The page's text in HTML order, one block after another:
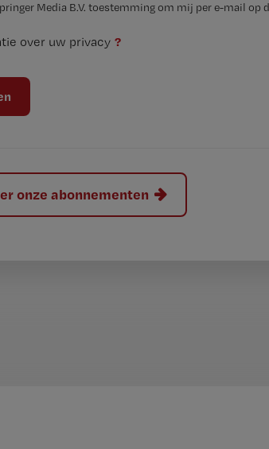
Media B.V. toestemming om mij per e-mail op
over uw privacy ?
onze abonnementen